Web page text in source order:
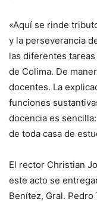
«Aquí se rinde
y la perseverancia
las diferentes
de Colima. De
docentes. La
funciones
docencia es
de toda casa de
El rector Christian
este acto se
Benítez, Gral.